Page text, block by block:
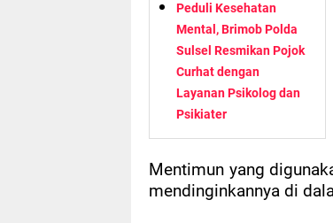
Peduli Kesehatan
Mental, Brimob Polda
Sulsel Resmikan Pojok
Curhat dengan
Layanan Psikolog dan
Psikiater
Mentimun yang
mendinginkannya di